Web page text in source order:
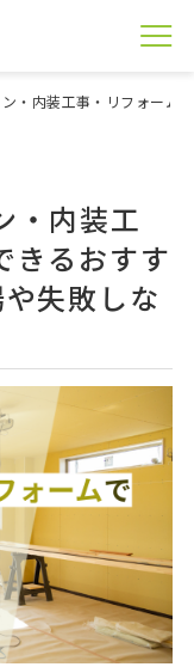
ン・内装工事・リフォー
・内装工
きるおすす
失敗しな